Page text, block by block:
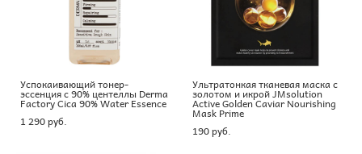
Успокаивающий тонер-
эссенция с 90% центеллы Derma
Factory Cica 90% Water Essence
1 290 pуб.
Ультратонкая тканевая маска с
золотом и икрой JMsolution
Active Golden Caviar Nourishing
Mask Prime
190 pуб.